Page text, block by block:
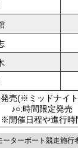
売(※ミッドナイ
♪○:時間限定発
※開催日程や進行時
ターボート競走施行